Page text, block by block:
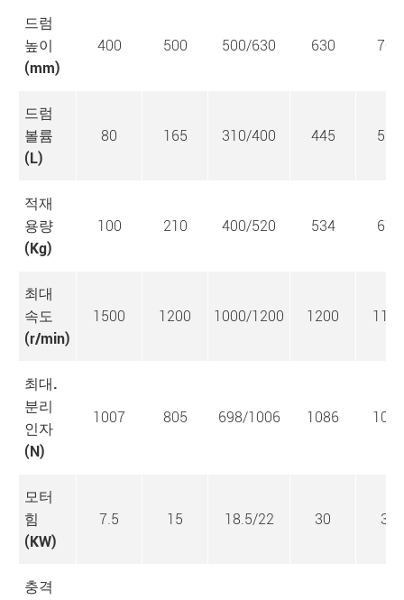
드럼
높이
(mm)
400 500 500/630 630 700
드럼
볼륨
(L)
80 165 310/400 445 560
적재
용량
(Kg)
100 210 400/520 534 672
최대
속도
(r/min)
1500 1200 1000/1200 1200 1150
최대.
분리
인자
(N)
1007 805 698/1006 1086 1033
모터
힘
(KW)
7.5 15 18.5/22 30 30
충격